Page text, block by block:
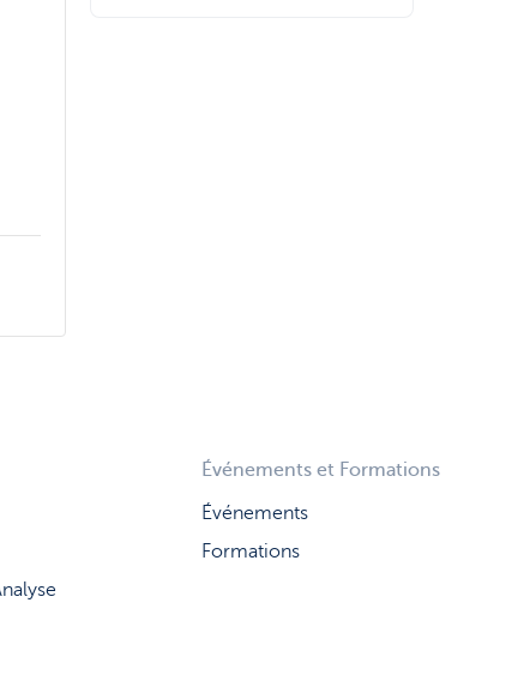
Événements et Formations
Événements
Formations